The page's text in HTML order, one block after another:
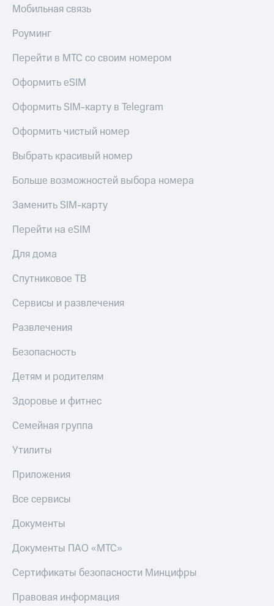
Мобильная связь
Роуминг
Перейти в МТС со своим номером
Оформить eSIM
Оформить SIM-карту в Telegram
Оформить чистый номер
Выбрать красивый номер
Больше возможностей выбора номера
Заменить SIM-карту
Перейти на eSIM
Для дома
Спутниковое ТВ
Сервисы и развлечения
Развлечения
Безопасность
Детям и родителям
Здоровье и фитнес
Семейная группа
Утилиты
Приложения
Все сервисы
Документы
Документы ПАО «МТС»
Сертификаты безопасности Минцифры
Правовая информация